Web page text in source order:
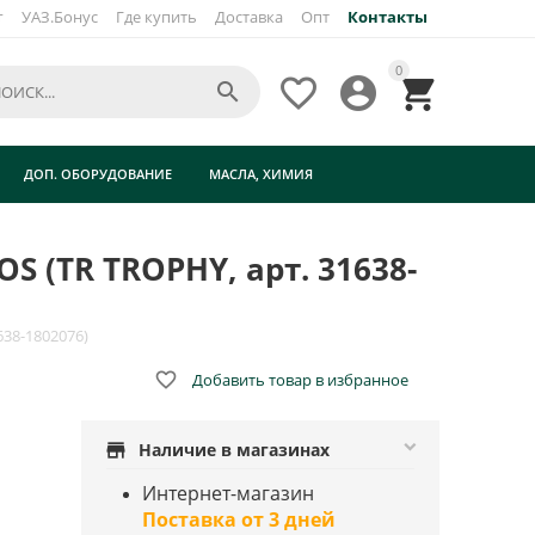
УАЗ.Бонус Где купить Доставка Опт Контакты
0




ДОП. ОБОРУДОВАНИЕ МАСЛА, ХИМИЯ
(TR TROPHY, арт. 31638-
1802076)
 Добавить товар в избранное
store Наличие в магазинах
Интернет-магазин
Поставка от 3 дней